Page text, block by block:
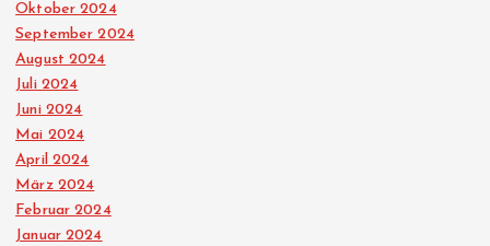
Oktober 2024
September 2024
August 2024
Juli 2024
Juni 2024
Mai 2024
April 2024
März 2024
Februar 2024
Januar 2024